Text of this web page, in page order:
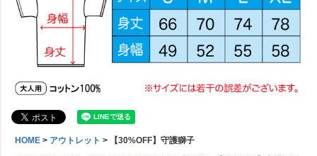
HOME アウトレット
【30%OFF】守護獅子